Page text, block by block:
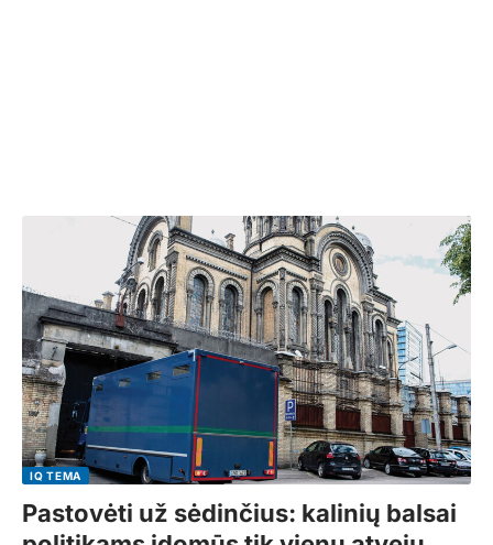
IQ TEMA
Pastovėti už sėdinčius: kalinių balsai